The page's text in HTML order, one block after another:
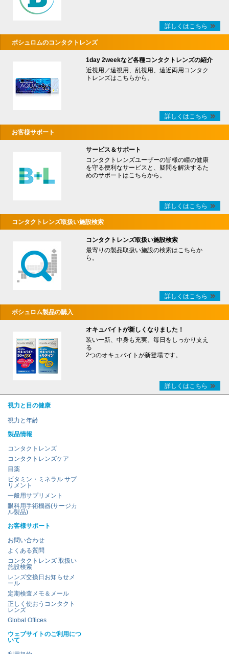
詳しくはこちら
ボシュロムのコンタクトレンズ
1day 2weekなど各種コンタクトレンズの紹介
近視用／遠視用、乱視用、遠近両用コンタク
トレンズはこちらから。
詳しくはこちら
お客様サポート
サービス＆サポート
コンタクトレンズユーザーの皆様の瞳の健康
を守る便利なサービスと、疑問を解決するた
めのサポートはこちらから。
詳しくはこちら
コンタクトレンズ取扱い施設検索
コンタクトレンズ取扱い施設検索
最寄りの製品取扱い施設の検索はこちらか
ら。
詳しくはこちら
ボシュロム製品の購入
オキュバイトが新しくなりました！
装い一新、中身も充実。毎日をしっかり支え
る
2つのオキュバイトが新登場です。
詳しくはこちら
視力と目の健康
視力と年齢
製品情報
コンタクトレンズ
コンタクトレンズケア
目薬
ビタミン・ミネラル サプ
リメント
一般用サプリメント
眼科用手術機器(サージカ
ル製品)
お客様サポート
お問い合わせ
よくある質問
コンタクトレンズ 取扱い
施設検索
レンズ交換日お知らせメ
ール
定期検査メモ＆メール
正しく使おうコンタクト
レンズ
Global Offices
ウェブサイトのご利用につ
いて